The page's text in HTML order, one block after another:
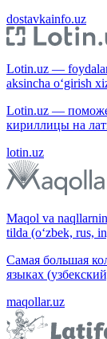
dostavkainfo.uz
Lotin.uz —
aksincha o‘girish
Lotin.uz —
кириллицы на
lotin.uz
Maqol va
tilda (o‘zbek, rus,
Самая большая
языках
maqollar.uz